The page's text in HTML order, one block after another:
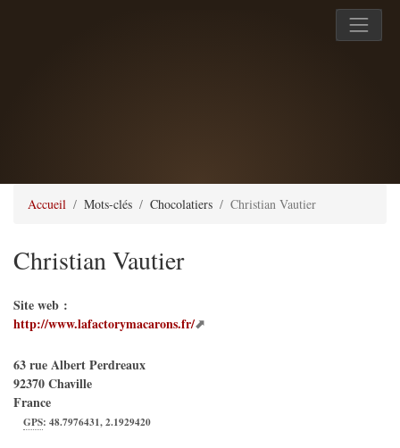
Accueil Mots-clés Chocolatiers Christian Vautier
Christian Vautier
Site web :
http://www.lafactorymacarons.fr/
63 rue Albert Perdreaux
92370Chaville
France
GPS:48.7976431,2.1929420